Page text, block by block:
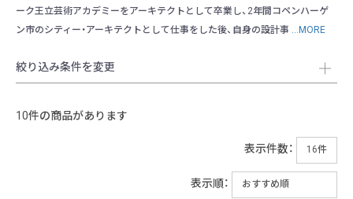
ーク王立芸術アカデミーをアーキテクトとして卒業し、2年間コペンハーゲ
ン市のシティー・アーキテクトとして仕事をした後、自身の設計事 ...MORE
絞り込み条件を変更
10件の商品があります
表示件数：
表示順：